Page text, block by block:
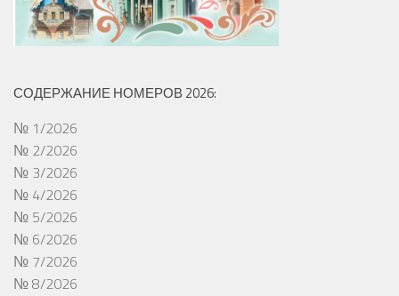
СОДЕРЖАНИЕ НОМЕРОВ 2026:
№ 1/2026
№ 2/2026
№ 3/2026
№ 4/2026
№ 5/2026
№ 6/2026
№ 7/2026
№ 8/2026